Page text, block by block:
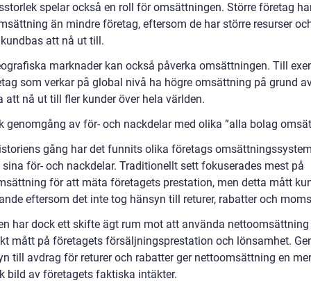
spelar också en roll för omsättningen. Större företag
än mindre företag, eftersom de har större resurser
att nå ut till.
marknader kan också påverka omsättningen. Till
som verkar på global nivå ha högre omsättning på grund
att nå ut till fler kunder över hela världen.
genomgång av för- och nackdelar med olika ”alla bolag
gång har det funnits olika företags
för- och nackdelar. Traditionellt sett fokuserades mest på
för att mäta företagets prestation, men detta mått
eftersom det inte tog hänsyn till returer, rabatter och
har dock ett skifte ägt rum mot att använda
mått på företagets försäljningsprestation och lönsamhet.
till avdrag för returer och rabatter ger nettoomsättning en mer
bild av företagets faktiska intäkter.